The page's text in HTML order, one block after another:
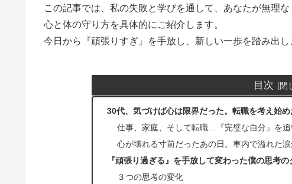
この記事では、私の失敗と学びを通して、あなたが無理
心と体の守り方を具体的にご紹介します。
今日から『頑張りすぎ』を手放し、新しい一歩を踏み出し
目次
30代、気づけば心は限界だった。転職を考え始
仕事、家庭、そして転職…『完璧な自分』を
心が壊れる寸前だったあの日。車内で溢れた
『頑張り過ぎる』を手放して変わった僕の思考の
３つの思考の変化